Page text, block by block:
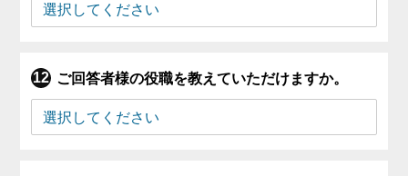
ご回答者様の役職を教えていただけますか。